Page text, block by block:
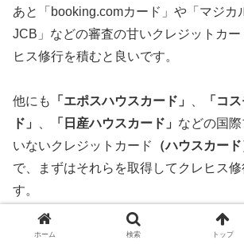
あと「booking.comカード」や「マジカ
JCB」などの審査の甘いクレジットカー
ヒス修行を積むと良いです。
他にも 「エポスハウスカード」
「コ
ド」
「日産ハウスカード」 などの国
いないクレジットカード
（ハウスカード
で、まずはそれらを取得してクレヒス
す。
ホーム 検索 トップ